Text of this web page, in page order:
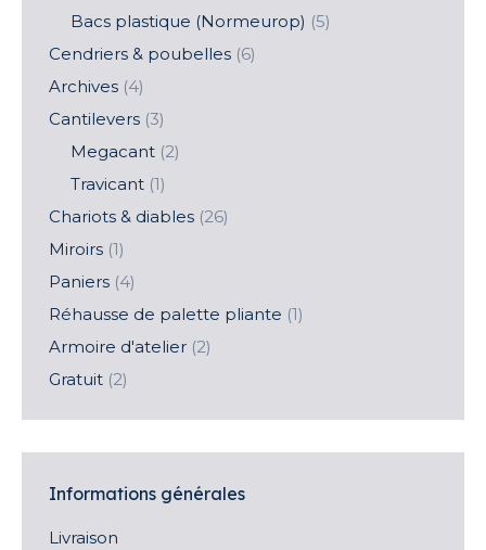
Bacs plastique (Normeurop) (5)
Cendriers & poubelles (6)
Archives (4)
Cantilevers (3)
Megacant (2)
Travicant (1)
Chariots & diables (26)
Miroirs (1)
Paniers (4)
Réhausse de palette pliante (1)
Armoire d'atelier (2)
Gratuit (2)
Informations générales
Livraison